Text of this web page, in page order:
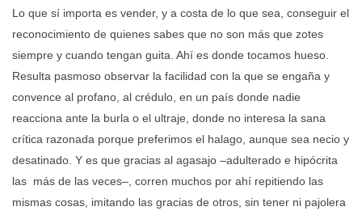
Lo que sí importa es vender, y a costa de lo que sea, conseguir el
reconocimiento de quienes sabes que no son más que zotes
siempre y cuando tengan guita. Ahí es donde tocamos hueso.
Resulta pasmoso observar la facilidad con la que se engaña y
convence al profano, al crédulo, en un país donde nadie
reacciona ante la burla o el ultraje, donde no interesa la sana
crítica razonada porque preferimos el halago, aunque sea necio y
desatinado. Y es que gracias al agasajo –adulterado e hipócrita
las más de las veces–, corren muchos por ahí repitiendo las
mismas cosas, imitando las gracias de otros, sin tener ni pajolera